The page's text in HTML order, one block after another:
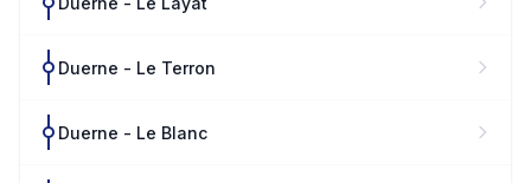
Duerne - Le Terron
Duerne - Le Blanc